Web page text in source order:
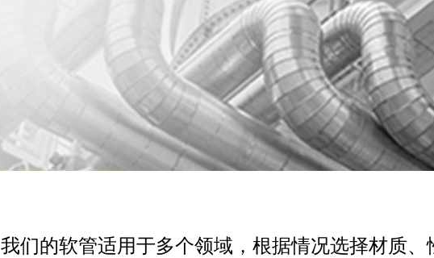
我们的软管适用于多个领域，根据情况选择材质、